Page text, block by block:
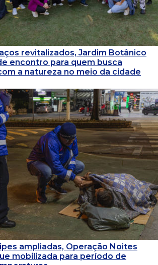
revitalizados, Jardim Botânico
encontro para quem busca
a natureza no meio da cidade
ampliadas, Operação Noites
mobilizada para período de